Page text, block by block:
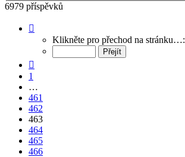
6979 příspěvků
463
Klikněte pro přechod na stránku…:
1
…
461
462
463
464
465
466